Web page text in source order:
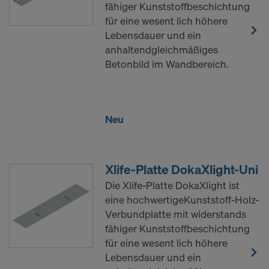
fähiger Kunststoffbeschichtung
für eine wesent lich höhere
Lebensdauer und ein
anhaltendgleichmäßiges
Betonbild im Wandbereich.
Neu
Xlife-Platte DokaXlight-Uni
Die Xlife-Platte DokaXlight ist
eine hochwertigeKunststoff-Holz-
Verbundplatte mit widerstands
fähiger Kunststoffbeschichtung
für eine wesent lich höhere
Lebensdauer und ein
Cookies zu. Damit kann auch die Übermittlung von
Daten in Drittstaaten wie die USA einhergehen.
Soweit die von Ihnen gewählten Einstellungen
auch Anbieter umfassen, die Daten in Drittstaaten
übermitteln, in denen kein
auch hierauf. Hier kann das Risiko bestehen, dass
Überwachungszwecken unterliegen und dagegen
keine wirksamen Rechtsbehelfe zur Verfügung
stehen. Sie können alle einwilligungspflichtigen
Cookies ablehnen, indem Sie auf "Ablehnen"
klicken oder Ihre Cookie-Einstellungen anpassen,
Cookie Einstellungenam Ende dieser
Website klicken und die entsprechenden
Checkboxen verwenden. Sie können Ihre